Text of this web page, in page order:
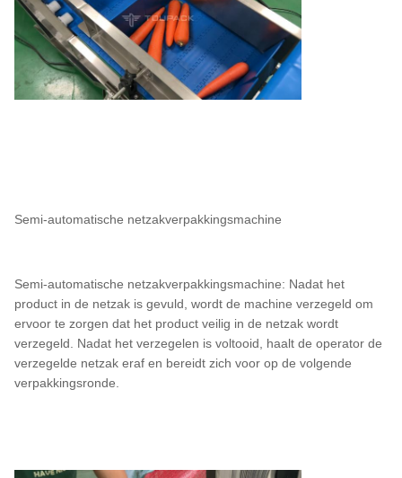
Semi-automatische netzakverpakkingsmachine
Semi-automatische netzakverpakkingsmachine: Nadat het
product in de netzak is gevuld, wordt de machine verzegeld om
ervoor te zorgen dat het product veilig in de netzak wordt
verzegeld. Nadat het verzegelen is voltooid, haalt de operator de
verzegelde netzak eraf en bereidt zich voor op de volgende
verpakkingsronde.